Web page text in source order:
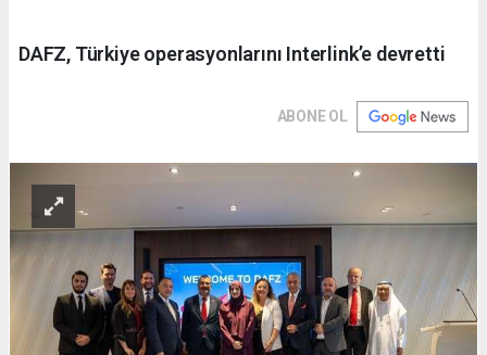
DAFZ, Türkiye operasyonlarını Interlink’e devretti
ABONE OL